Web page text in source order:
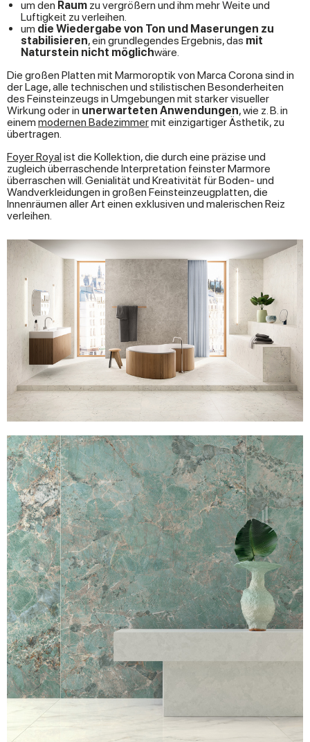
um den Raum zu vergrößern und ihm mehr Weite und
Luftigkeit zu verleihen.
um die Wiedergabe von Ton und Maserungen zu
stabilisieren, ein grundlegendes Ergebnis, das mit
Naturstein nicht möglichwäre.
Die großen Platten mit Marmoroptik von Marca Corona sind in
der Lage, alle technischen und stilistischen Besonderheiten
des Feinsteinzeugs in Umgebungen mit starker visueller
Wirkung oder in unerwarteten Anwendungen, wie z. B. in
einem modernen Badezimmermit einzigartiger Ästhetik, zu
übertragen.
Foyer Royalist die Kollektion, die durch eine präzise und
zugleich überraschende Interpretation feinster Marmore
überraschen will. Genialität und Kreativität für Boden- und
Wandverkleidungen in großen Feinsteinzeugplatten, die
Innenräumen aller Art einen exklusiven und malerischen Reiz
verleihen.